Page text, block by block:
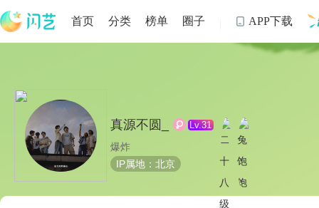
首页 分类 榜单 圈子  APP下载
真源不圆_ Lv.31
爆炸
IP属地：北京